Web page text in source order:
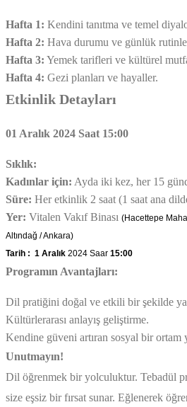
Hafta 1: Kendini tanıtma ve temel
Hafta 2: Hava durumu ve günlük
Hafta 3: Yemek tarifleri ve kültürel
Hafta 4: Gezi planları ve hayaller.
Etkinlik Detayları
01 Aralık 2024 Saat 15:00
Sıklık:
Kadınlar için: Ayda iki kez, her 15
Süre: Her etkinlik 2 saat (1 saat ana
Yer: Vitalen Vakıf Binası (Hacettepe
Altındağ / Ankara)
Tarih : 1 Aralık 2024 Saar 15:00
Programın Avantajları:
Dil pratiğini doğal ve etkili bir şekilde
Kültürlerarası anlayış geliştirme.
Kendine güveni artıran sosyal bir ortam
Unutmayın!
Dil öğrenmek bir yolculuktur. Tebadül
size eşsiz bir fırsat sunar. Eğlenerek